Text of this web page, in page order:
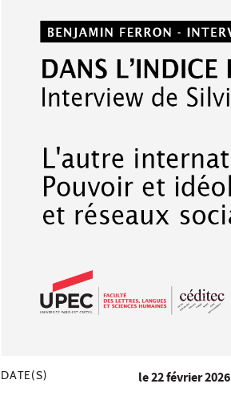
DATE(S) le22 février 2026